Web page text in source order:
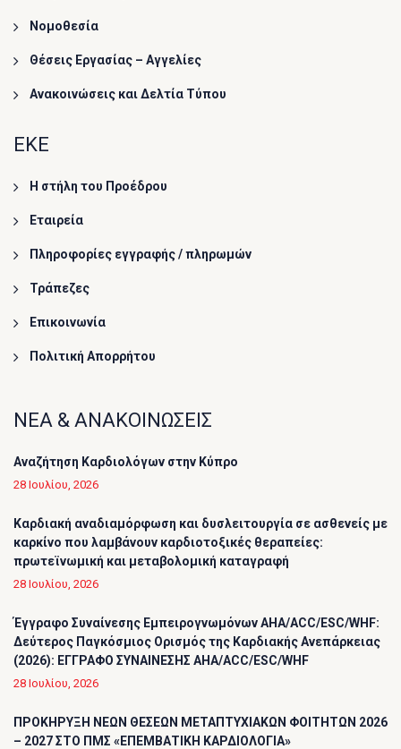
Νομοθεσία
Θέσεις Εργασίας – Αγγελίες
Ανακοινώσεις και Δελτία Τύπου
ΕΚΕ
Η στήλη του Προέδρου
Εταιρεία
Πληροφορίες εγγραφής / πληρωμών
Τράπεζες
Επικοινωνία
Πολιτική Απορρήτου
ΝΕΑ & ΑΝΑΚΟΙΝΩΣΕΙΣ
Αναζήτηση Καρδιολόγων στην Κύπρο
28 Ιουλίου, 2026
Καρδιακή αναδιαμόρφωση και δυσλειτουργία σε ασθενείς με
καρκίνο που λαμβάνουν καρδιοτοξικές θεραπείες:
πρωτεϊνωμική και μεταβολομική καταγραφή
28 Ιουλίου, 2026
Έγγραφο Συναίνεσης Εμπειρογνωμόνων AHA/ACC/ESC/WHF:
Δεύτερος Παγκόσμιος Ορισμός της Καρδιακής Ανεπάρκειας
(2026): ΕΓΓΡΑΦΟ ΣΥΝΑΙΝΕΣΗΣ AHA/ACC/ESC/WHF
28 Ιουλίου, 2026
ΠΡΟΚΗΡΥΞΗ ΝΕΩΝ ΘΕΣΕΩΝ ΜΕΤΑΠΤΥΧΙΑΚΩΝ ΦΟΙΤΗΤΩΝ 2026
– 2027 ΣΤΟ ΠΜΣ «ΕΠΕΜΒΑΤΙΚΗ ΚΑΡΔΙΟΛΟΓΙΑ»